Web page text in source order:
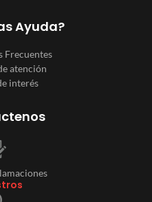
Ayuda?
Frecuentes
atención
interés